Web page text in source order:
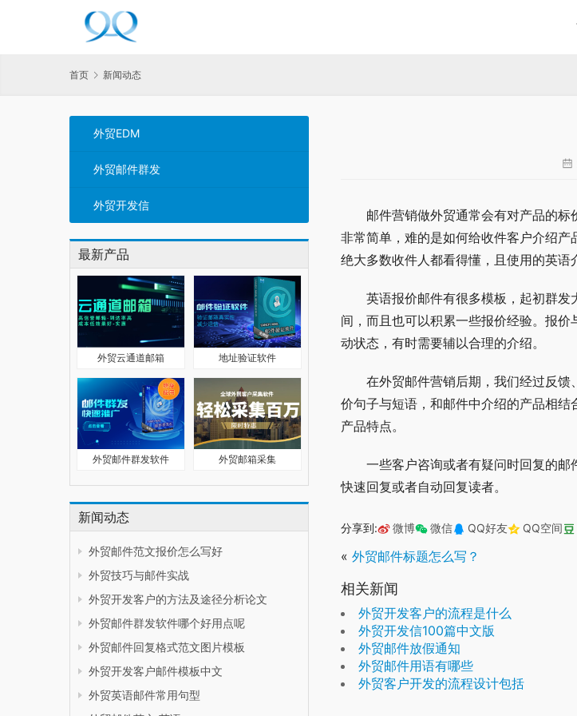
首页 新闻动态
外贸EDM
外贸邮件群发
外贸开发信
最新产品
外贸云通道邮箱 地址验证软件
外贸邮件群发软件 外贸邮箱采集
新闻动态
外贸邮件范文报价怎么写好
外贸技巧与邮件实战
外贸开发客户的方法及途径分析论文
外贸邮件群发软件哪个好用点呢
外贸邮件回复格式范文图片模板
外贸开发客户邮件模板中文
外贸英语邮件常用句型
邮件营销做外贸通常会有对产品的
非常简单，难的是如何给收件客户介绍
绝大多数收件人都看得懂，且使用的英语
英语报价邮件有很多模板，起初群
间，而且也可以积累一些报价经验。报
动状态，有时需要辅以合理的介绍。
在外贸邮件营销后期，我们经过反
价句子与短语，和邮件中介绍的产品相
产品特点。
一些客户咨询或者有疑问时回复的
快速回复或者自动回复读者。
分享到: 微博 微信 QQ好友 QQ空间
« 外贸邮件标题怎么写？
相关新闻
外贸开发客户的流程是什么
外贸开发信100篇中文版
外贸邮件放假通知
外贸邮件用语有哪些
外贸客户开发的流程设计包括